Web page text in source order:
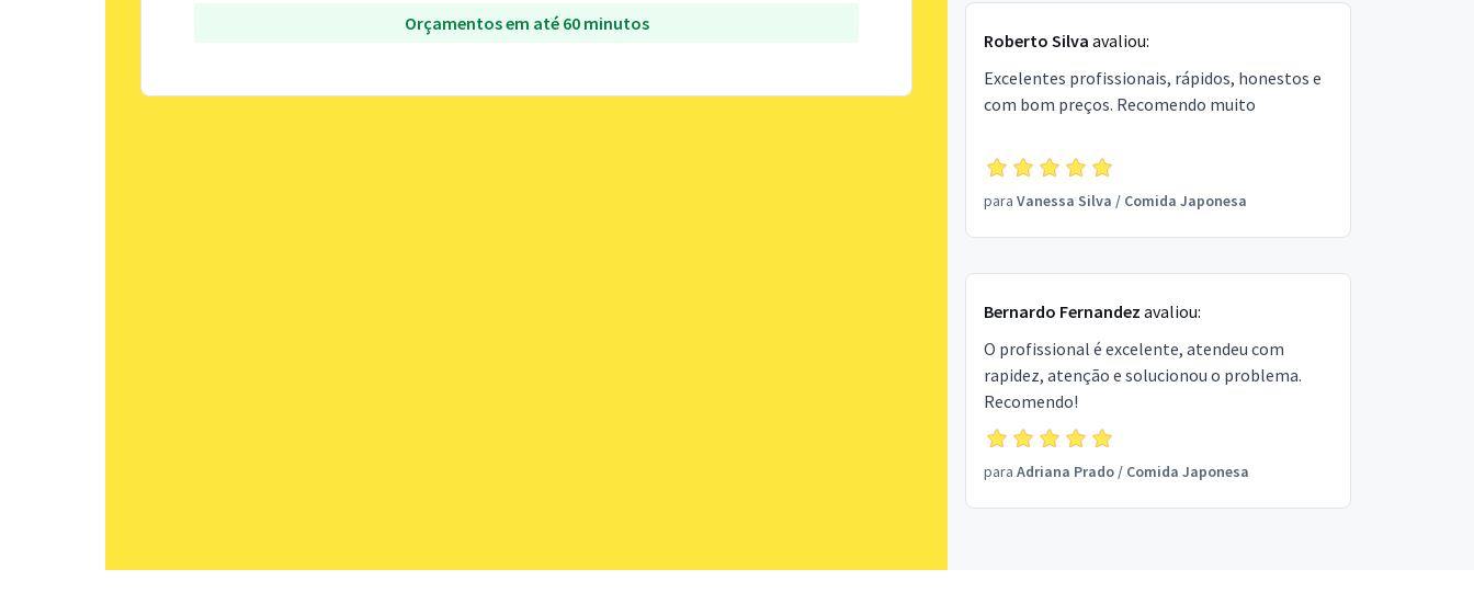
Orçamentos em até 60 minutos
Roberto Silva avaliou:
Excelentes profissionais, rápidos, honestos e
com bom preços. Recomendo muito
para Vanessa Silva / Comida Japonesa
Bernardo Fernandez avaliou:
O profissional é excelente, atendeu com
rapidez, atenção e solucionou o problema.
Recomendo!
para Adriana Prado/ Comida Japonesa